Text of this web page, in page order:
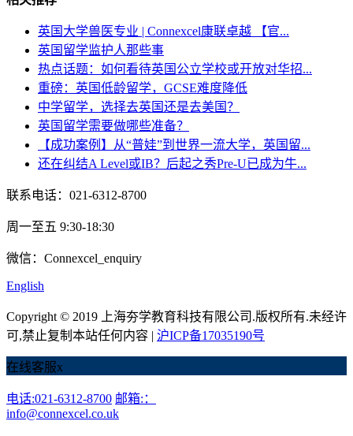
英国大学兽医专业 | Connexcel康联卓越 【官...
英国留学监护人那些事
热点话题：如何看待英国公立学校或开放对华招...
重磅：英国低龄留学，GCSE难度降低
中学留学，选择去英国还是去美国？
英国留学需要做哪些准备？
【成功案例】从“普娃”到世界一流大学，英国留...
还在纠结A Level或IB？后起之秀Pre-U已成为牛...
联系电话：021-6312-8700
周一至五 9:30-18:30
微信：Connexcel_enquiry
English
Copyright © 2019 上海夯学教育科技有限公司.版权所有.未经许
可,禁止复制本站任何内容 | 沪ICP备17035190号
在线客服x
电话:021-6312-8700 邮箱:：
info@connexcel.co.uk